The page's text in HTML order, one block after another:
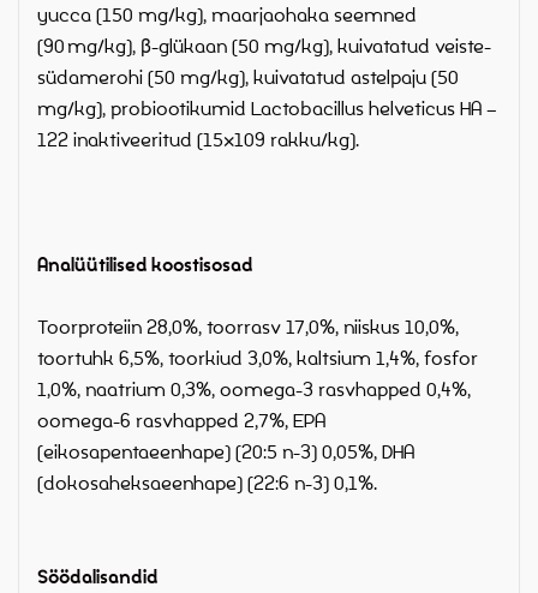
yucca (150 mg/kg), maarjaohaka seemned
(90 mg/kg), β-glükaan (50 mg/kg), kuivatatud veiste-
südamerohi (50 mg/kg), kuivatatud astelpaju (50
mg/kg), probiootikumid Lactobacillus helveticus HA –
122 inaktiveeritud (15×109 rakku/kg).
Analüütilised koostisosad
Toorproteiin 28,0%, toorrasv 17,0%, niiskus 10,0%,
toortuhk 6,5%, toorkiud 3,0%, kaltsium 1,4%, fosfor
1,0%, naatrium 0,3%, oomega-3 rasvhapped 0,4%,
oomega-6 rasvhapped 2,7%, EPA
(eikosapentaeenhape) (20:5 n-3) 0,05%, DHA
(dokosaheksaeenhape) (22:6 n-3) 0,1%.
Söödalisandid